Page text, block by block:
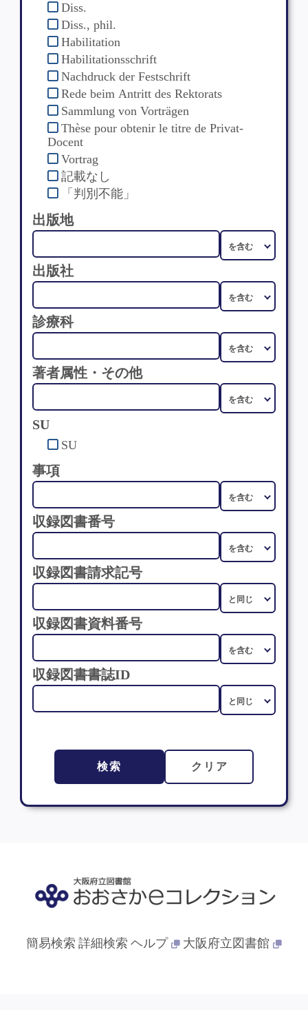
Diss.
Diss., phil.
Habilitation
Habilitationsschrift
Nachdruck der Festschrift
Rede beim Antritt des Rektorats
Sammlung von Vorträgen
Thèse pour obtenir le titre de Privat-
Docent
Vortrag
記載なし
「判別不能」
出版地
出版社
診療科
著者属性・その他
SU
SU
事項
収録図書番号
収録図書請求記号
収録図書資料番号
収録図書書誌ID
検索 クリア
簡易検索 詳細検索 ヘルプ 大阪府立図書館